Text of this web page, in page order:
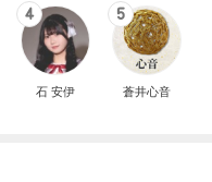
4
石 安伊
5
蒼井心音